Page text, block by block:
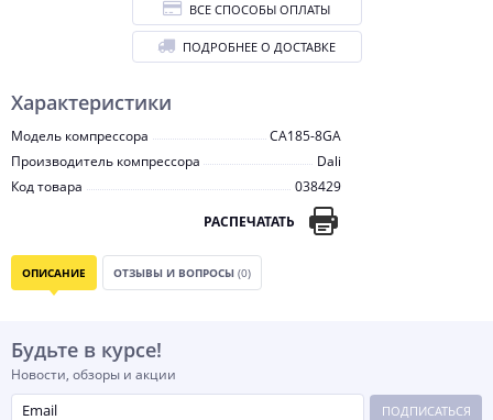
Характеристики
Модель компрессора
CA185-8GA
Производитель компрессора
Dali
Код товара
038429
РАСПЕЧАТАТЬ
ВСЕ СПОСОБЫ ОПЛАТЫ
ПОДРОБНЕЕ О ДОСТАВКЕ
ОПИСАНИЕ ОТЗЫВЫ И ВОПРОСЫ (0)
Будьте в курсе!
Новости, обзоры и акции
ПОДПИСАТЬСЯ